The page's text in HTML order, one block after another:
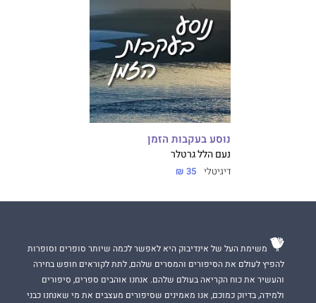
נוסע בעקבות הזמן
נעם הלל גרטלר
דיגיטלי 35 ₪
משימת העל של אינדיבוק היא לאפשר לכמה שיותר סופרים וסופרות
להפיץ לעולם את הסיפורים והמסרים שלהם, לתת לקוראים חופש בחירה
והעשיר את כוח הקריאה בעולם שלהם. אנחנו אוהבים ספרים, סיפורים
ולמידה, בדיוק כמוכם, אנו מאמינים שסיפורים מעצבים את מי שאנחנו כבני